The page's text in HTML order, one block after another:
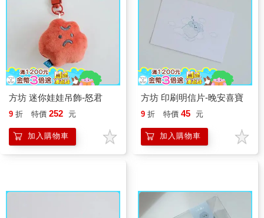
方坊 迷你娃娃吊飾-怒君
9 折 特價 252 元
加入購物車
方坊 印刷明信片-晚安喜寶
9 折 特價 45 元
加入購物車